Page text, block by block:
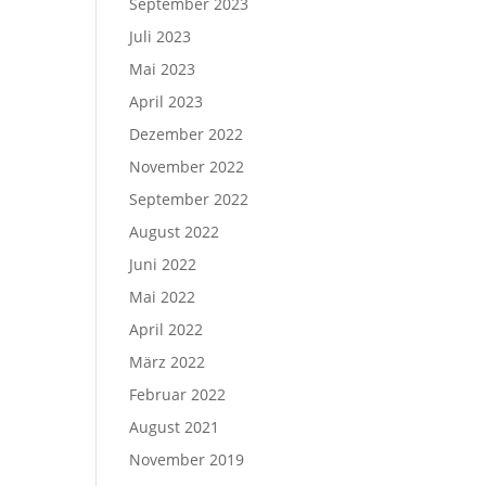
Juli 2023
Mai 2023
April 2023
Dezember 2022
November 2022
September 2022
August 2022
Juni 2022
Mai 2022
April 2022
März 2022
Februar 2022
August 2021
November 2019